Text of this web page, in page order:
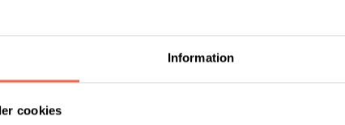
Information
cookies
mejl: